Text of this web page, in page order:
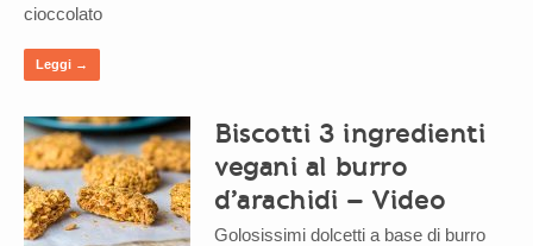
cioccolato
Leggi →
Biscotti 3 ingredienti
vegani al burro
d’arachidi – Video
Golosissimi dolcetti a base di burro